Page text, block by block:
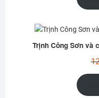
Trịnh Công Sơn và